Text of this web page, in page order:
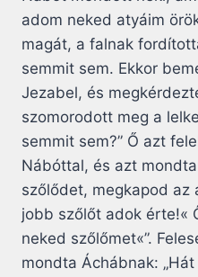
adom neked atyáim
magát, a falnak
semmit sem. Ekkor
Jezabel, és
szomorodott meg a
semmit sem?” Ő azt
Nábóttal, és azt
szőlődet, megkapod az
jobb szőlőt adok érte!«
neked szőlőmet«”.
mondta Áchábnak: